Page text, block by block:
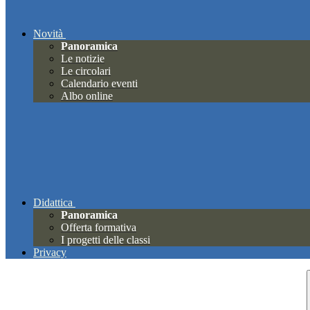
Novità
Panoramica
Le notizie
Le circolari
Calendario eventi
Albo online
Didattica
Panoramica
Offerta formativa
I progetti delle classi
Privacy